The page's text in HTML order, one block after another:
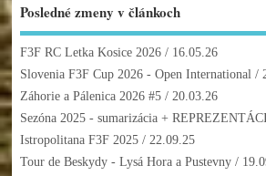
Posledné zmeny v článkoch
F3F RC Letka Kosice 2026/ 16.05.26
Slovenia F3F Cup 2026 - Open International/
Záhorie a Pálenica 2026 #5/ 20.03.26
Sezóna 2025 - sumarizácia +
Istropolitana F3F 2025/ 22.09.25
Tour de Beskydy - Lysá Hora a Pustevny/